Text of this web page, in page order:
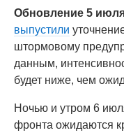
Обновление 5
выпустили
штормовому
данным,
будет ниже, чем
Ночью и утром 6
фронта ожидаются